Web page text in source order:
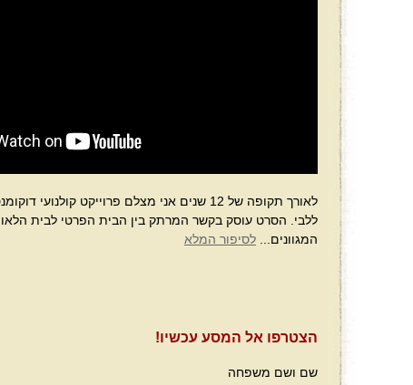
לאורך תקופה של 12 שנים אני מצלם פרוייקט קולנועי
ללבי. הסרט עוסק בקשר המרתק בין הבית הפרטי לבית
המגוונים... לסיפור המלא
הצטרפו אל המסע עכשיו!
שם ושם משפחה